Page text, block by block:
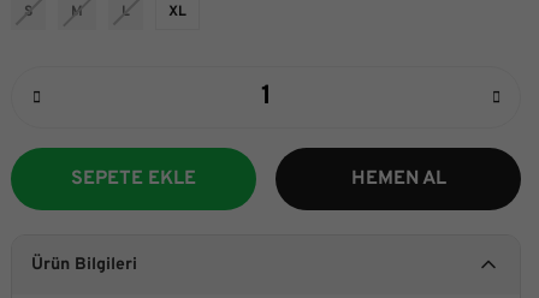
S M L XL
SEPETE EKLE HEMEN AL
Ürün Bilgileri